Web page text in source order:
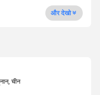
और देखो
चीन